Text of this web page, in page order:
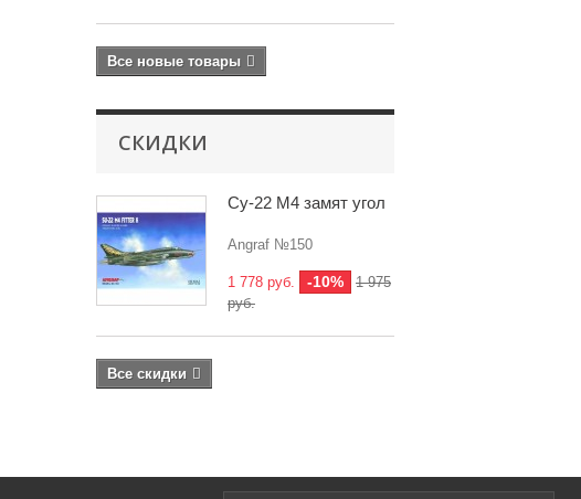
Все новые товары
СКИДКИ
Су-22 М4 замят угол
Angraf №150
1 778 руб. -10%
1 975
руб.
Все скидки